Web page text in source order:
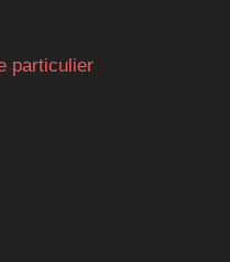
particulier